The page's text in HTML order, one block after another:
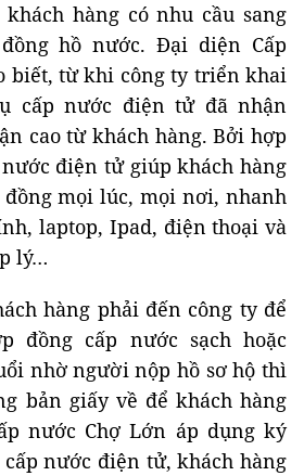
hàng có nhu cầu sang
hồ nước. Đại diện Cấp
biết, từ khi công ty triển khai
cấp nước điện tử đã nhận
cao từ khách hàng. Bởi hợp
điện tử giúp khách hàng
mọi lúc, mọi nơi, nhanh
laptop, Ipad, điện thoại và
lý…
hàng phải đến công ty để
đồng cấp nước sạch hoặc
nhờ người nộp hồ sơ hộ thì
bản giấy về để khách hàng
nước Chợ Lớn áp dụng ký
nước điện tử, khách hàng